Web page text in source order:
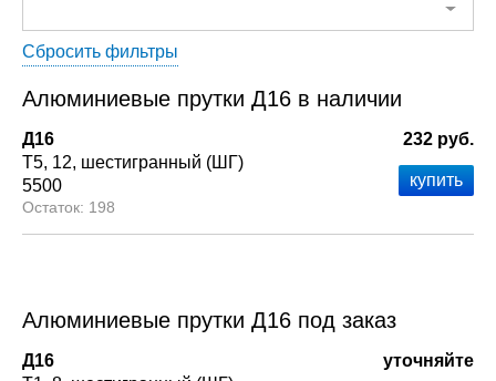
Сбросить фильтры
Алюминиевые прутки Д16 в наличии
Д16
Т5 12 шестигранный (ШГ)
5500
198
232 руб.
Алюминиевые прутки Д16 под заказ
Д16
уточняйте